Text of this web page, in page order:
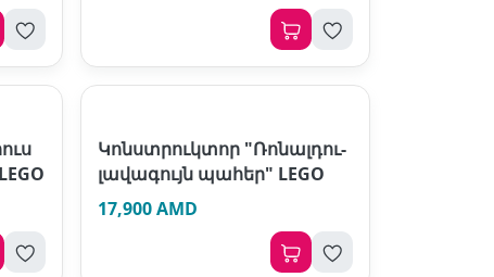
Կոնստրուկտոր "Ռոնալդու-
լավագույն պահեր" LEGO
17,900 AMD